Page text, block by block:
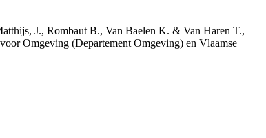
J., Rombaut B., Van Baelen K. & Van Haren T.,
Omgeving (Departement Omgeving) en Vlaamse